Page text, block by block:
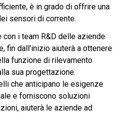
è in grado di offrire una
sensori di corrente.
i team R&D delle aziende
fin dall’inizio aiuterà a ottenere
funzione di rilevamento
sua progettazione.
che anticipano le esigenze
e forniscono soluzioni
aiuterà le aziende ad